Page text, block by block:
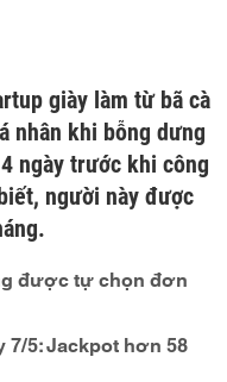
giày làm từ bã cà
nhân khi bỗng dưng
ngày trước khi công
người này được
được tự chọn đơn
7/5: Jackpot hơn 58